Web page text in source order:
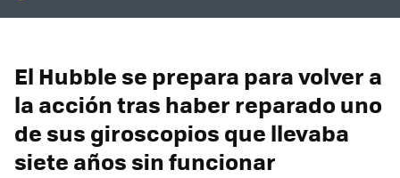
El Hubble se prepara para volver a
la acción tras haber reparado uno
de sus giroscopios que llevaba
siete años sin funcionar